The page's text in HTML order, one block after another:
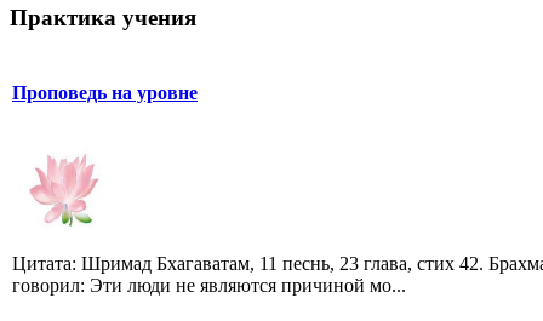
Практика учения
Проповедь на уровне
Цитата: Шримад Бхагаватам, 11 песнь, 23 глава, стих 42.
говорил: Эти люди не являются причиной мо...